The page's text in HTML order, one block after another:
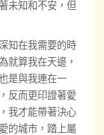
未知和不安，但
知在我需要的時
就算我在天邊，
是與我連在一
反而更印證著愛
我才能帶著決心
的城市，踏上屬